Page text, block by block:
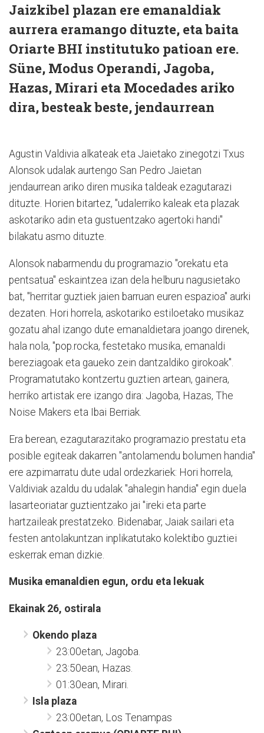
Jaizkibel plazan ere emanaldiak
aurrera eramango dituzte, eta baita
Oriarte BHI institutuko patioan ere.
Süne, Modus Operandi, Jagoba,
Hazas, Mirari eta Mocedades ariko
dira, besteak beste, jendaurrean
Agustin Valdivia alkateak eta Jaietako zinegotzi Txus
Alonsok udalak aurtengo San Pedro Jaietan
jendaurrean ariko diren musika taldeak ezagutarazi
dituzte. Horien bitartez, "udalerriko kaleak eta plazak
askotariko adin eta gustuentzako agertoki handi"
bilakatu asmo dituzte.
Alonsok nabarmendu du programazio "orekatu eta
pentsatua" eskaintzea izan dela helburu nagusietako
bat, "herritar guztiek jaien barruan euren espazioa" aurki
dezaten. Hori horrela, askotariko estiloetako musikaz
gozatu ahal izango dute emanaldietara joango direnek,
hala nola, "pop.rocka, festetako musika, emanaldi
bereziagoak eta gaueko zein dantzaldiko girokoak".
Programatutako kontzertu guztien artean, gainera,
herriko artistak ere izango dira: Jagoba, Hazas, The
Noise Makers eta Ibai Berriak.
Era berean, ezagutarazitako programazio prestatu eta
posible egiteak dakarren "antolamendu bolumen handia"
ere azpimarratu dute udal ordezkariek: Hori horrela,
Valdiviak azaldu du udalak "ahalegin handia" egin duela
lasarteoriatar guztientzako jai "ireki eta parte
hartzaileak prestatzeko. Bidenabar, Jaiak sailari eta
festen antolakuntzan inplikatutako kolektibo guztiei
eskerrak eman dizkie.
Musika emanaldien egun, ordu eta lekuak
Ekainak 26, ostirala
Okendo plaza
23:00etan, Jagoba.
23:50ean, Hazas.
01:30ean, Mirari.
Isla plaza
23:00etan, Los Tenampas